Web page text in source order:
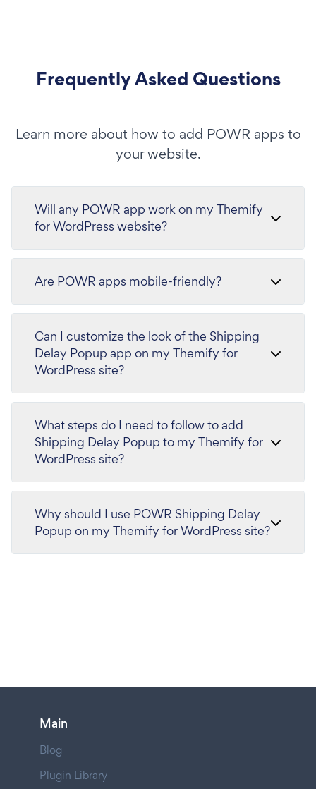
Frequently Asked Questions
Learn more about how to add POWR apps to
your website.
Will any POWR app work on my Themify
for WordPress website?
Are POWR apps mobile-friendly?
Can I customize the look of the Shipping
Delay Popup app on my Themify for
WordPress site?
What steps do I need to follow to add
Shipping Delay Popup to my Themify for
WordPress site?
Why should I use POWR Shipping Delay
Popup on my Themify for WordPress site?
Main
Blog
Plugin Library